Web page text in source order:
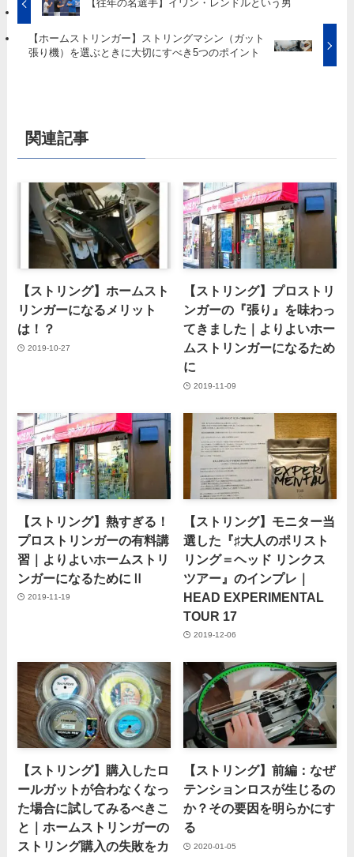
【往年の名選手】イワン・レンドルという男
【ホームストリンガー】ストリングマシン（ガット
張り機）を選ぶときに大切にすべき5つのポイント
関連記事
【ストリング】ホームスト
リンガーになるメリット
は！？
2019-10-27
【ストリング】プロストリ
ンガーの『張り』を味わっ
てきました｜よりよいホー
ムストリンガーになるため
に
2019-11-09
【ストリング】熱すぎる！
プロストリンガーの有料講
習｜よりよいホームストリ
ンガーになるためにⅡ
2019-11-19
【ストリング】モニター当
選した『♯大人のポリスト
リング＝ヘッド リンクス
ツアー』のインプレ｜
HEAD EXPERIMENTAL
TOUR 17
2019-12-06
【ストリング】購入したロ
ールガットが合わなくなっ
た場合に試してみるべきこ
と｜ホームストリンガーの
ストリング購入の失敗をカ
【ストリング】前編：なぜ
テンションロスが生じるの
か？その要因を明らかにす
る
2020-01-05